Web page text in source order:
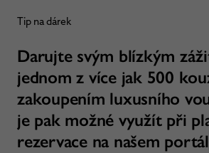
Tip na dárek
Darujte svým blízkým
jednom z více jak 500
zakoupením luxusního
je pak možné využít při
rezervace na našem